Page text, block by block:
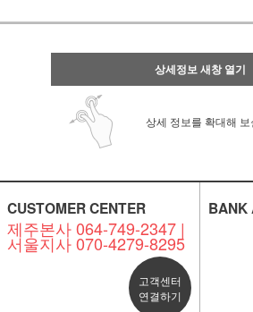
상세정보 새창 열기
상세 정보를 확대해
CUSTOMER CENTER
제주본사 064-749-2347 |
서울지사 070-4279-8295
고객센터
연결하기
BANK